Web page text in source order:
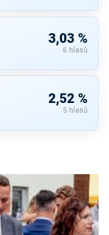
3,03 %
6 hlasů
2,52 %
5 hlasů